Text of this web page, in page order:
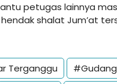
petugas lainnya
shalat Jum’at
Terganggu